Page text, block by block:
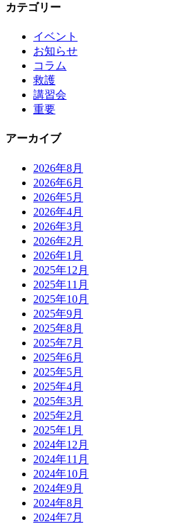
カテゴリー
イベント
お知らせ
コラム
救護
講習会
重要
アーカイブ
2026年8月
2026年6月
2026年5月
2026年4月
2026年3月
2026年2月
2026年1月
2025年12月
2025年11月
2025年10月
2025年9月
2025年8月
2025年7月
2025年6月
2025年5月
2025年4月
2025年3月
2025年2月
2025年1月
2024年12月
2024年11月
2024年10月
2024年9月
2024年8月
2024年7月